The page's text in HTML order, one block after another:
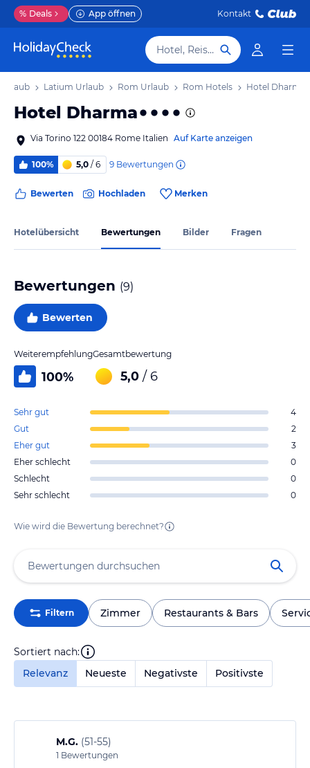
% Deals App öffnen Kontakt
Hotel, Reiseziel
Latium Urlaub Rom Urlaub Rom Hotels Hotel Dharma
Hotel Dharma
Via Torino 122 00184 Rome Italien Auf Karte anzeigen
100% 5,0 / 6 9 Bewertungen
Bewerten Hochladen Merken
Hotelübersicht Bewertungen Bilder Fragen
Bewertungen (9)
Bewerten
Weiterempfehlung
100%
Gesamtbewertung
5,0 / 6
Sehr gut
4
Gut
2
Eher gut
3
Eher schlecht
0
Schlecht
0
Sehr schlecht
0
Wie wird die Bewertung berechnet?
Filtern Zimmer Restaurants & Bars
Sortiert nach:
Relevanz
Neueste Negativste Positivste
M.G. (51-55)
1 Bewertungen